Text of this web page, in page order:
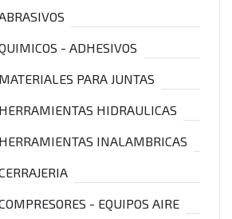
- ADHESIVOS
MATERIALES PARA JUNTAS
HERRAMIENTAS HIDRAULICAS
HERRAMIENTAS INALAMBRICAS
- EQUIPOS AIRE